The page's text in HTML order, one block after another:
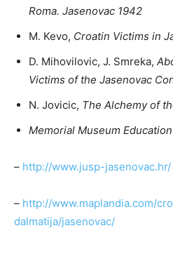
Roma. Jasenovac 1942
M. Kevo, Croatin Victims in
D. Mihovilovic, J. Smreka,
Victims of the Jasenovac
N. Jovicic, The Alchemy of
Memorial Museum
– http://www.jusp-jasenovac.hr/
– http://www.maplandia.com/
dalmatija/jasenovac/